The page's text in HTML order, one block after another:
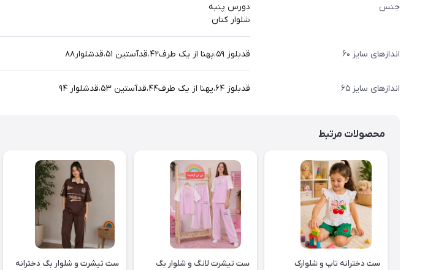
جنس
دورس پنبه
شلوار کتان
اندازهای سایز ۶۰ قدبلوز ۵۹،پهنا از یک طرف۴۲،قدآستین ۵۱،قدشلوار۸۸
اندازهای سایز ۶۵ قدبلوز ۶۴،پهنا از یک طرف۴۴،قدآستین ۵۳،قدشلوار ۹۴
محصولات مرتبط
ست دخترانه تاپ و شلوارک
ست تیشرت لانگ و شلوار بگ
ست تیشرت و شلوار بگ دخترانه